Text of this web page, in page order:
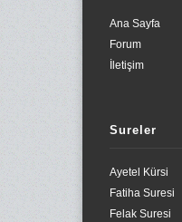
Ana Sayfa
Forum
İletişim
Sureler
Ayetel Kürsi
Fatiha Suresi
Felak Suresi